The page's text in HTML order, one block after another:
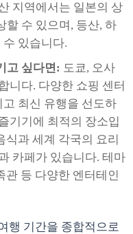
지역에서는 일본의 상
할 수 있으며, 등산, 하
있습니다.
고 싶다면: 도쿄, 오사
니다. 다양한 쇼핑 센터
최신 유행을 선도하
기기에 최적의 장소입
식과 세계 각국의 요리
카페가 있습니다. 테마
관 등 다양한 엔터테인
행 기간을 종합적으로